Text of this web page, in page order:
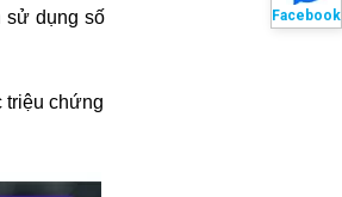
Facebook
sử dụng số
triệu chứng